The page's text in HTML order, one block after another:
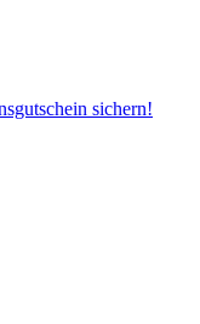
sichern!